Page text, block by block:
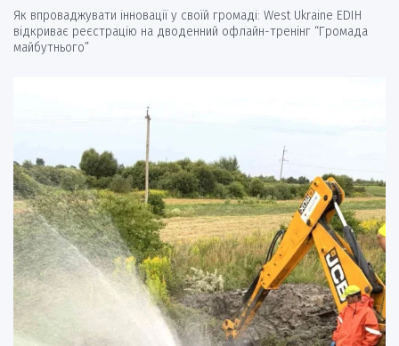
Як впроваджувати інновації у своїй громаді: West Ukraine EDIH
відкриває реєстрацію на дводенний офлайн-тренінг “Громада
майбутнього”